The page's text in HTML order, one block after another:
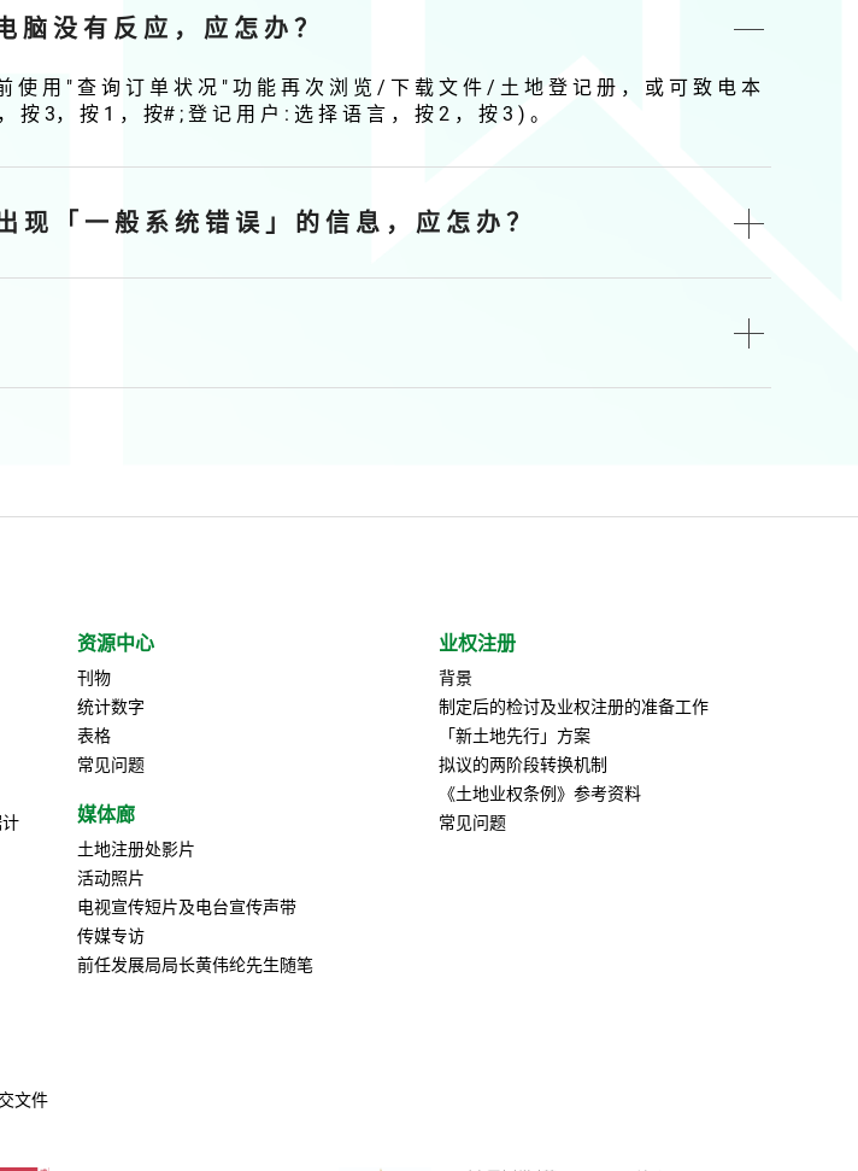
脑 没 有 反 应 ， 应 怎 办 ？
使 用 " 查 询 订 单 状 况 " 功 能 再 次 浏 览 / 下 载 文 件 / 土 地 登 记 册 ， 或 可 致 电 本
3， 按 1 ， 按# ; 登 记 用 户 : 选 择 语 言 ， 按 2 ， 按 3 ) 。
现 「 一 般 系 统 错 误 」 的 信 息 ， 应 怎 办 ？
文件
资源中心
刊物
统计数字
表格
常见问题
媒体廊
土地注册处影片
活动照片
电视宣传短片及电台宣传声带
传媒专访
前任发展局局长黄伟纶先生随笔
业权注册
背景
制定后的检讨及业权注册的准备工作
「新土地先行」方案
拟议的两阶段转换机制
《土地业权条例》参考资料
常见问题